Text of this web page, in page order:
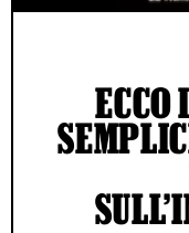
ECCO